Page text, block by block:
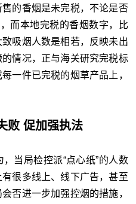
的香烟是未完税，不论是否
而本地完税的香烟数字，比
吸烟人数是相若，反映未出
情况，正与海关研究完税标
一件已完税的烟草产品上，
败 促加强执法
当局检控派“点心纸”的人数
很多线上、线下广告，甚至
否进一步加强控烟的措施，